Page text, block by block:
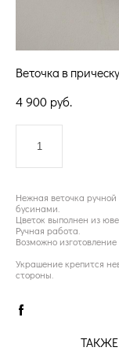
Веточка в
4 900 pуб.
Нежная веточка
бусинами.
Цветок выполнен из
Ручная работа.
Возможно изготовление
Украшение крепится
стороны.